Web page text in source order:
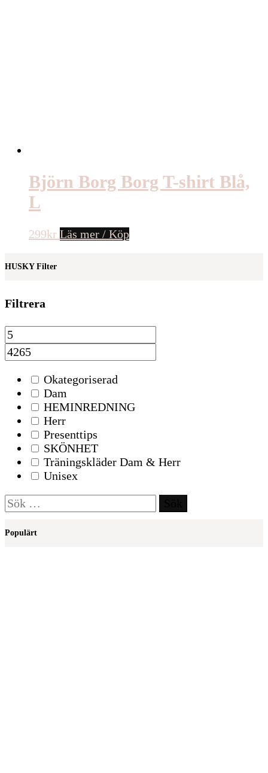
Björn Borg Borg T-shirt Blå,
L
299kr Läs mer / Köp
HUSKY Filter
Filtrera
Okategoriserad
Dam
HEMINREDNING
Herr
Presenttips
SKÖNHET
Träningskläder Dam & Herr
Unisex
Sök
efter:
Populärt